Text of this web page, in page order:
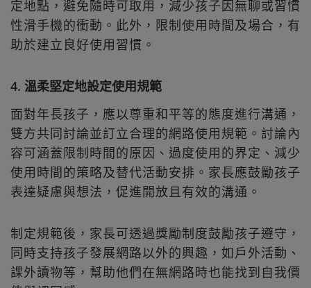
定地點，避免隨時可取用，減少孩子因無聊或習慣
性滑手機的衝動。此外，限制使用時間及場合，有
助於建立良好使用習慣。
4. 溫柔堅定地設定使用規範
面對年長孩子，應以尊重和平等的態度進行溝通，
雙方共同討論並訂立合理的網路使用規範。討論內
容可涵蓋限制時間的原因、過度使用的界定、減少
使用時間的策略及替代活動安排。家長應鼓勵孩子
表達疑慮與想法，促進開放且有效的溝通。
制定規範後，家長可透過獎勵制度鼓勵孩子遵守，
同時支持孩子發展網路以外的興趣，如戶外活動、
課外讀物等，幫助他們在無網路時也能找到自我價